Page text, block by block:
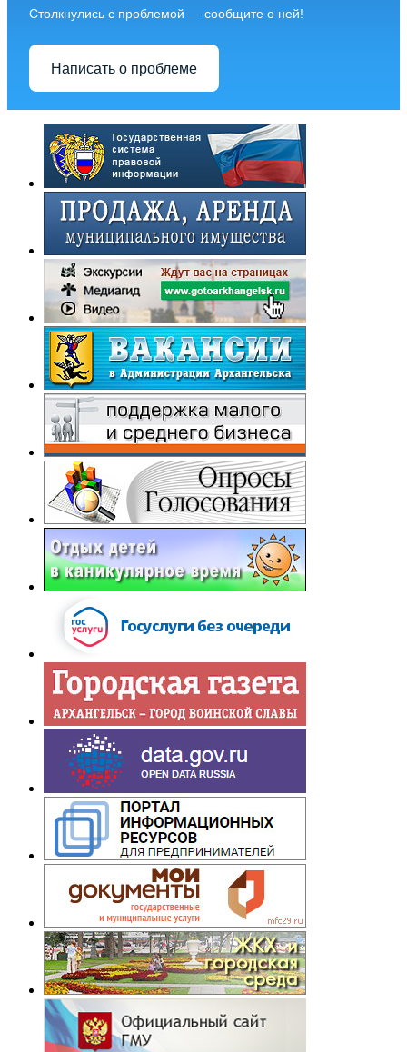
Столкнулись с проблемой — сообщите о ней!
Написать о проблеме